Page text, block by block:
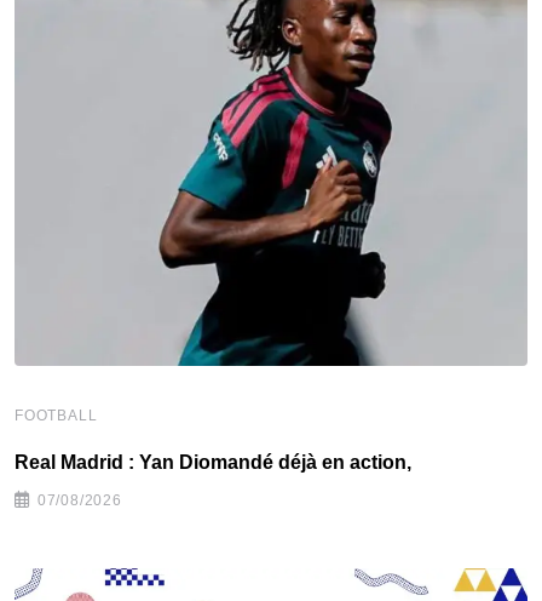
FOOTBALL
Real Madrid : Yan Diomandé déjà en action,
07/08/2026